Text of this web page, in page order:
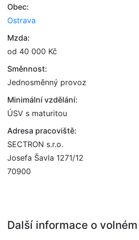
Obec:
Ostrava
Mzda:
od 40 000 Kč
Směnnost:
Jednosměnný provoz
Minimální vzdělání:
ÚSV s maturitou
Adresa pracoviště:
SECTRON s.r.o.
Josefa Šavla 1271/12
70900
Další informace o